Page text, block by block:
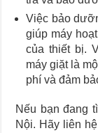
Việc bảo
giúp máy
của thiết bị.
máy giặt là
phí và đảm
Nếu bạn đang
Nội. Hãy liên